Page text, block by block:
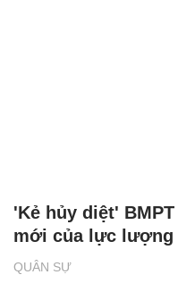
QUÂN SỰ
'Kẻ hủy diệt'
mới của lực lượng